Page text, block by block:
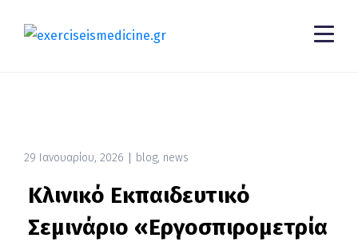
29 Ιανουαρίου, 2026 blog, news
Κλινικό Εκπαιδευτικό
Σεμινάριο «Εργοσπιρομετρία